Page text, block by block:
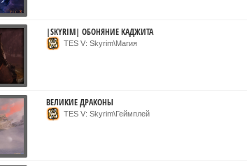
|SKYRIM| ОБОНЯНИЕ КАДЖИТА
TES V: Skyrim\Магия
ВЕЛИКИЕ ДРАКОНЫ
TES V: Skyrim\Геймплей